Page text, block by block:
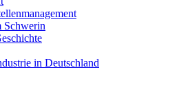
Schwerin
in Deutschland